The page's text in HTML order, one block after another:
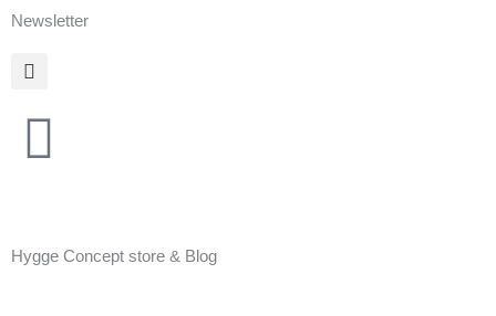
Zum
springen
Newsletter
Hygge Concept store & Blog